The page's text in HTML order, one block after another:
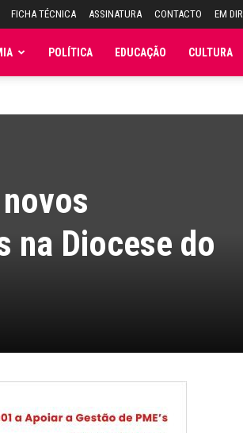
FICHA TÉCNICA ASSINATURA CONTACTO EM
POLÍTICA EDUCAÇÃO CULTURA
na Diocese do